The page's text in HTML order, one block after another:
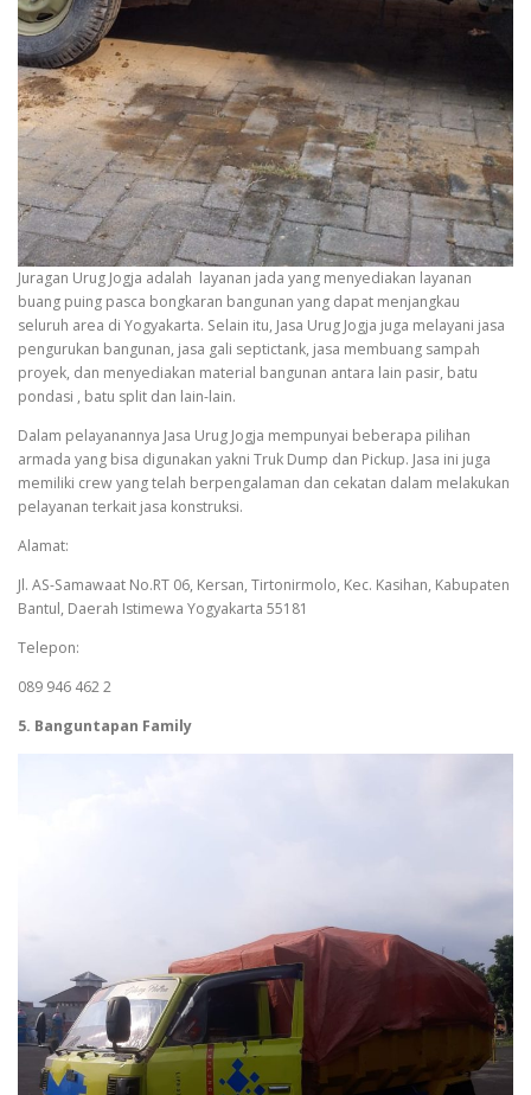
Juragan Urug Jogja adalah layanan jada yang menyediakan layanan
buang puing pasca bongkaran bangunan yang dapat menjangkau
seluruh area di Yogyakarta. Selain itu, Jasa Urug Jogja juga melayani jasa
pengurukan bangunan, jasa gali septictank, jasa membuang sampah
proyek, dan menyediakan material bangunan antara lain pasir, batu
pondasi , batu split dan lain-lain.
Dalam pelayanannya Jasa Urug Jogja mempunyai beberapa pilihan
armada yang bisa digunakan yakni Truk Dump dan Pickup. Jasa ini juga
memiliki crew yang telah berpengalaman dan cekatan dalam melakukan
pelayanan terkait jasa konstruksi.
Alamat:
Jl. AS-Samawaat No.RT 06, Kersan, Tirtonirmolo, Kec. Kasihan, Kabupaten
Bantul, Daerah Istimewa Yogyakarta 55181
Telepon:
089 946 462 2
5. Banguntapan Family